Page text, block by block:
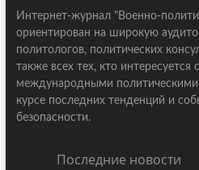
Интернет-журнал "Военно-
ориентирован на широкую
политологов, политических
также всех тех, кто
международными политическими
курсе последних тенденций и
безопасности.
Последние новости